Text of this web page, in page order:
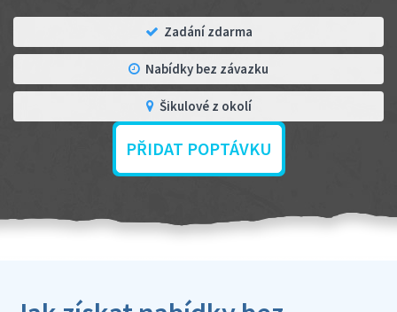
Zadání zdarma
Nabídky bez závazku
Šikulové z okolí
PŘIDAT POPTÁVKU